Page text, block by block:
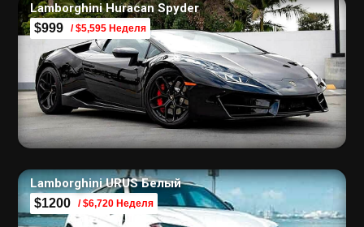
Lamborghini Huracan Spyder
$999 / $5,595 Неделя
Lamborghini URUS Белый
$1200 / $6,720 Неделя